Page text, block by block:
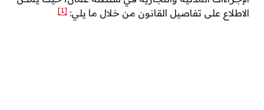
الاطلاع على تفاصيل القانون من خلال ما يلي: [1]